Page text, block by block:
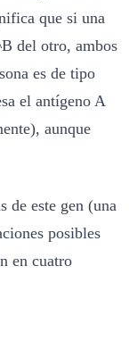
que si una
del otro, ambos
es de tipo
el antígeno A
aunque
de este gen (una
posibles
en cuatro